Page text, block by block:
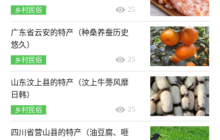
乡村民俗 25
广东省云安的特产（种桑养蚕历史
悠久）
乡村民俗 25
山东汶上县的特产（汶上牛蒡风靡
日韩）
乡村民俗 25
四川省营山县的特产（油豆腐、咂